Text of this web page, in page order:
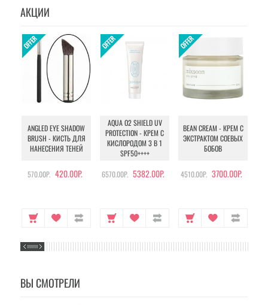
АКЦИИ
ANGLED EYE SHADOW
BRUSH - КИСТЬ ДЛЯ
НАНЕСЕНИЯ ТЕНЕЙ
570.00Р. 420.00Р.
AQUA O2 SHIELD UV
PROTECTION - КРЕМ С
КИСЛОРОДОМ 3 В 1
SPF50++++
6570.00Р. 5382.00Р.
BEAN CREAM - КРЕМ С
ЭКСТРАКТОМ СОЕВЫХ
БОБОВ
4510.00Р. 3700.00Р.
ВЫ СМОТРЕЛИ